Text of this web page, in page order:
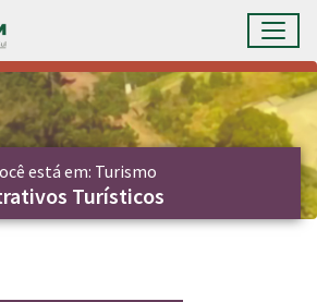
está em: Turismo
Turísticos